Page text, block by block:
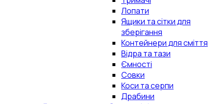
Лопати
Ящики та сітки для
зберігання
Контейнери для сміття
Відра та тази
Ємності
Совки
Коси та серпи
Драбини